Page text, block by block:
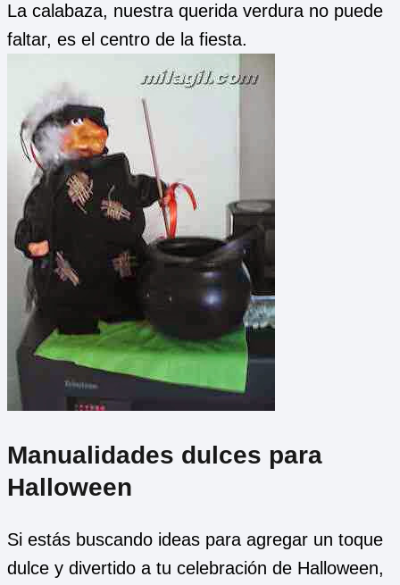
La calabaza, nuestra querida verdura no puede
faltar, es el centro de la fiesta.
Manualidades dulces para
Halloween
Si estás buscando ideas para agregar un toque
dulce y divertido a tu celebración de Halloween,